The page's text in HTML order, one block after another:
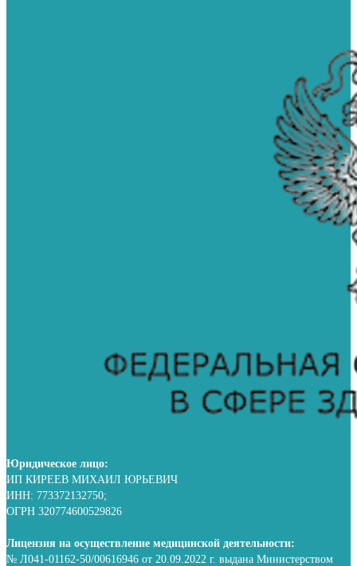
Юридическое лицо:
ИП КИРЕЕВ МИХАИЛ ЮРЬЕВИЧ
ИНН: 773372132750;
ОГРН 320774600529826
Лицензия на осуществление медицинской деятельности:
№ Л041-01162-50/00616946 от 20.09.2022 г. выдана Министерством